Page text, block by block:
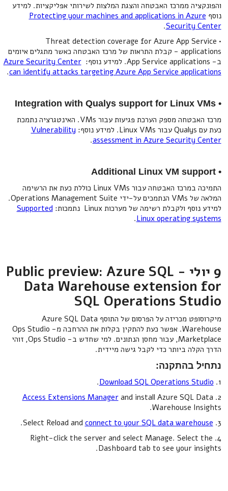
והפונקציה ממרכז האבטחה והצגת המלצות לשירותי אפליקציות. למידע
נוסף Protecting your machines and applications in Azure
Security Center
.
• Threat detection coverage for Azure App Service
applications - קבלת התראות של מרכז האבטחה כאשר מתגלים איומים
ב- App Service applications. למידע נוסף:
Azure Security Center
can identify attacks targeting Azure App Service applications
.
• Integration with Qualys support for Linux VMs
מרכז האבטחה מספק הערכת פגיעות עבור VMs. האינטגרציה נתמכת
כעת עם Qualys עבור Linux VMs. למידע נוסף:
Vulnerability
assessment in Azure Security Center
.
• Additional Linux VM support
התמיכה במרכז האבטחה עבור Linux VMs כוללת כעת את הרשימה
המלאה של VMs הנתמכים על-ידי Operations Management Suite.
למידע נוסף ולקבלת רשימה של מערכות Linux נתמכות:
Supported
Linux operating systems
.
9 יולי - Public preview: Azure SQL
Data Warehouse extension for
SQL Operations Studio
מיקרוסופט מכריזה על הפרסום של התוסף Azure SQL Data
Warehouse. אפשר כעת להתקין בקלות את ההרחבה מ- Ops Studio
Marketplace, עבור מחסן הנתונים. למי שחדש ב- Ops Studio, זוהי
הדרך הקלה ביותר כדי לקבל גישה מיידית.
נתחיל בהתקנה:
1.
Download SQL Operations Studio
.
2.
Access Extensions Managerand install Azure SQL Data
Warehouse Insights.
3. Select Reload and
connect to your SQL data warehouse
.
4. Right-click the server and select Manage. Select the
Dashboard tab to see your insights.